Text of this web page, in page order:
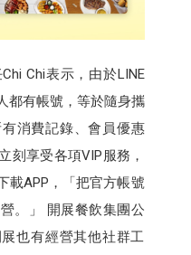
Chi表示，由於LINE
都有帳號，等於隨身攜
消費記錄、會員優惠
刻享受各項VIP服務，
載APP，「把官方帳號
。」 開展餐飲集團公
也有經營其他社群工